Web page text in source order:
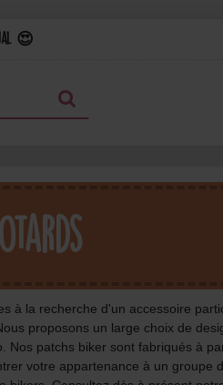
😍
à la recherche d'un accessoire
proposons un large choix de
patchs biker sont fabriqués à
votre appartenance à un groupe